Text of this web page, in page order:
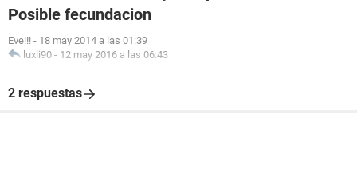
Posible fecundacion
Eve!!! - 18 may 2014 a las 01:39
luxli90 - 12 may 2016 a las 06:43
2 respuestas